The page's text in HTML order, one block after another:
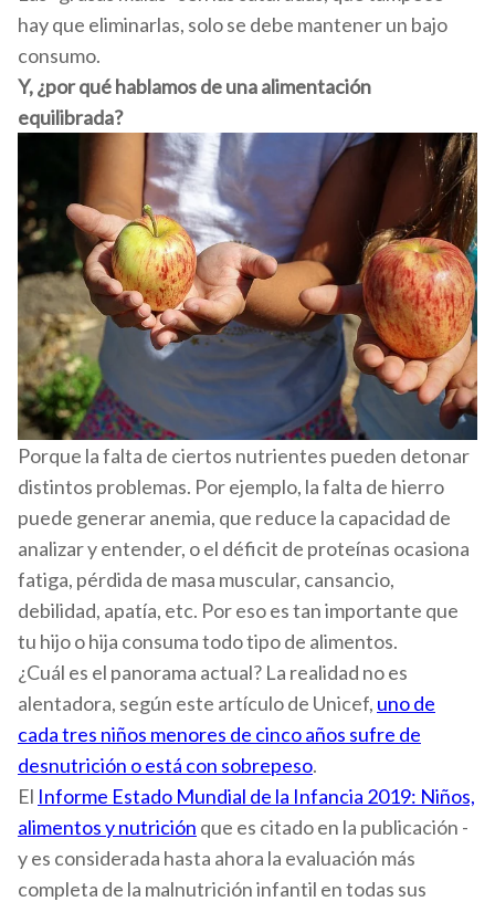
hay que eliminarlas, solo se debe mantener un bajo
consumo.
Y, ¿por qué hablamos de una alimentación
equilibrada?
Porque la falta de ciertos nutrientes pueden detonar
distintos problemas. Por ejemplo, la falta de hierro
puede generar anemia, que reduce la capacidad de
analizar y entender, o el déficit de proteínas ocasiona
fatiga, pérdida de masa muscular, cansancio,
debilidad, apatía, etc. Por eso es tan importante que
tu hijo o hija consuma todo tipo de alimentos.
¿Cuál es el panorama actual? La realidad no es
alentadora, según este artículo de Unicef, uno de
cada tres niños menores de cinco años sufre de
desnutrición o está con sobrepeso.
El Informe Estado Mundial de la Infancia 2019: Niños,
alimentos y nutrición que es citado en la publicación -
y es considerada hasta ahora la evaluación más
completa de la malnutrición infantil en todas sus